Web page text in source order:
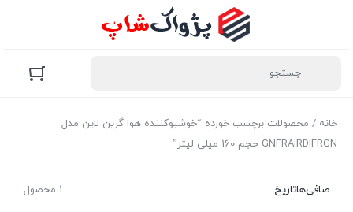
خانه / محصولات برچسب خورده “خوشبوکننده هوا گرین لاین مدل
GNFRAIRDIFRGN حجم 160 میلی لیتر”
1 محصول صافی‌هاتاریخ